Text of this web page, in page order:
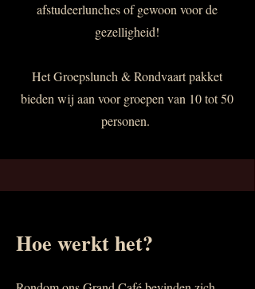
afstudeerlunches of gewoon voor de
gezelligheid!
Het Groepslunch & Rondvaart pakket
bieden wij aan voor groepen van 10 tot 50
personen. ​​
Hoe werkt het?